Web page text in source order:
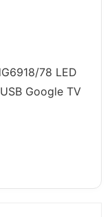
78 LED
Google TV